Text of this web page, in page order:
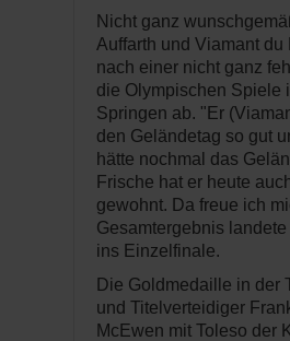
Nicht ganz
Auffarth und Viamant
nach einer nicht ganz
die Olympischen Spiele
Springen ab. "Er
den Geländetag so gut
hätte nochmal das
Frische hat er heute
gewohnt. Da freue ich
Gesamtergebnis
ins Einzelfinale.
Die Goldmedaille in der
und Titelverteidiger
McEwen mit Toleso der